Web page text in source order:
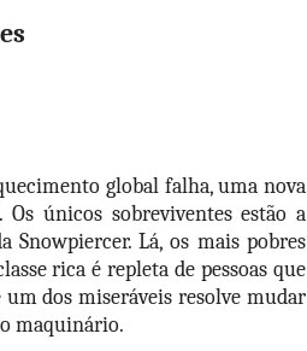
global falha, uma nova
únicos sobreviventes estão a
Snowpiercer. Lá, os mais pobres
rica é repleta de pessoas que
dos miseráveis resolve mudar
maquinário.